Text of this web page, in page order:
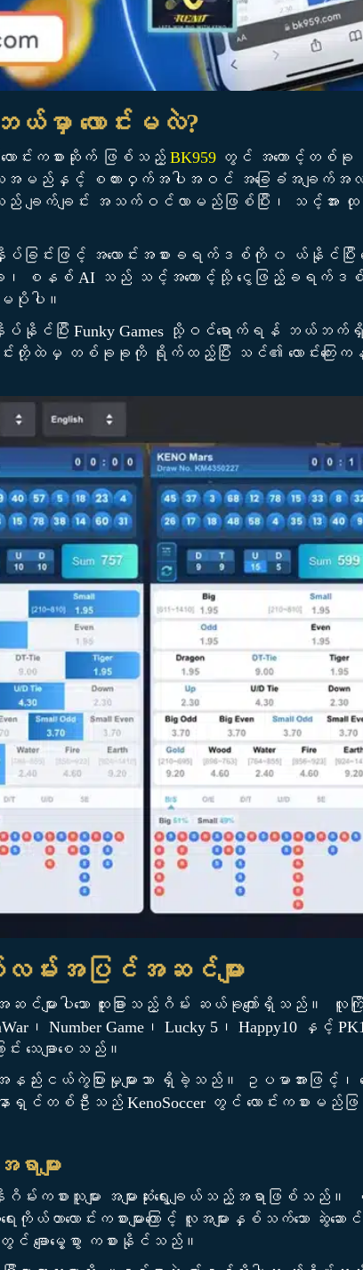
ာ လောင်းမလဲ?
းကစားဆိုက် ဖြစ်သည့် BK959 တွင် အကောင့်တစ်
မည်နှင့် စကားဝှက်အပါအဝင် အခြေခံအချက်
ချက်ချင်း အသက်ဝင်လာမည်ဖြစ်ပြီး၊ သင့်အား
ြင်းဖြင့် အလောင်းအစားခရက်ဒစ်ကို ၀ ယ်နိုင်ပြီ
ခါ၊ စနစ် AI သည် သင့်အကောင့်သို့ ငွေဖြည့်ခရက်ဒစ်မ
ပါ။
နိုင်ပြီး Funky Games သို့ဝင်ရောက်ရန် ဘယ်
တို့ထဲမှ တစ်ခုခုကို ရိုက်ထည့်ပြီး သင်၏ လောင်းကြေးကန့်
တ်လမ်းအပြင်အဆင်များ
းပါသော ထူးခြားသည့်ဂိမ်း ဆယ်ခုကျော်ရှိသည်။ လူကြိုက်မ
၊ Number Game၊ Lucky 5၊ Happy10 နှ
း သေချာစေသည်။
းငယ်ကွဲပြားမှုများသာ ရှိခဲ့သည်။ ဥပမာအားဖြင့်၊
ရှင်တစ်ဦးသည် KenoSoccer တွင် လောင်းကစားမည်ဖြ
များ
စားသူများ အများဆုံးရွေးချယ်သည့်အရာဖြစ်သည်။
ကိုယ်တာလောင်းကစားများကြောင့် လူအများနှစ်သက်သ
ချောမွေ့စွာ ကစားနိုင်သည်။